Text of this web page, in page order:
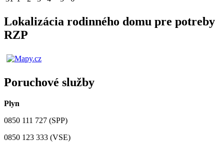
Lokalizácia rodinného domu pre potreby
RZP
Poruchové služby
Plyn
0850 111 727 (SPP)
0850 123 333 (VSE)